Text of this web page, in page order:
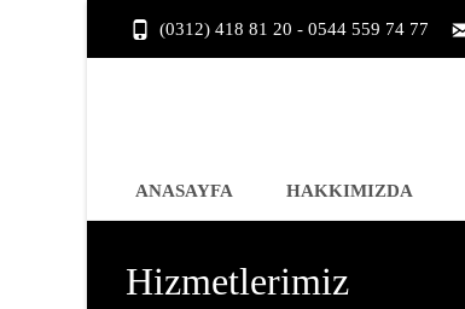
(0312) 418 81 20 - 0544 559 74 77
ANASAYFA HAKKIMIZDA
Hizmetlerimiz